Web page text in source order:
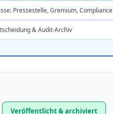
Pressestelle, Gremium, Compliance
& Audit-Archiv
Veröffentlicht & archiviert